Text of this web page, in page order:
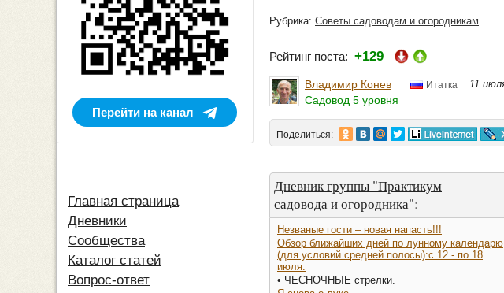
Рубрика: Советы садоводам и огородникам
Рейтинг поста: +129
Владимир Конев
Садовод 5 уровня
Итатка 11
Поделиться:
Дневник группы "Практикум
садовода и огородника":
Незваные гости – новая напасть!!!
Обзор ближайших дней по лунному календарю
(для условий средней полосы):c 12 - по 18
июля.
• ЧЕСНОЧНЫЕ стрелки.
Перейти на канал
Главная страница
Дневники
Сообщества
Каталог статей
Вопрос-ответ